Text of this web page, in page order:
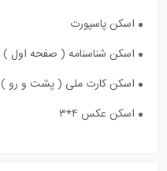
اسکن پاسپورت
اسکن شناسنامه ( صفحه اول )
اسکن کارت ملی ( پشت و رو )
اسکن عکس ۴*۳